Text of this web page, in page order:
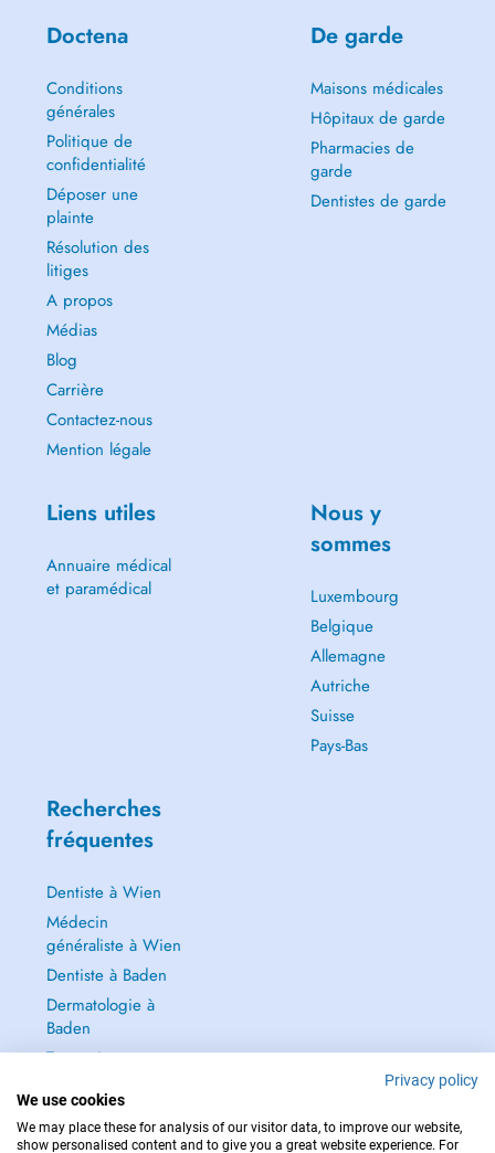
Doctena
Conditions
générales
Politique de
confidentialité
Déposer une
plainte
Résolution des
litiges
A propos
Médias
Blog
Carrière
Contactez-nous
Mention légale
De garde
Maisons médicales
Hôpitaux de garde
Pharmacies de
garde
Dentistes de garde
Liens utiles
Annuaire médical
et paramédical
Nous y
sommes
Luxembourg
Belgique
Allemagne
Autriche
Suisse
Pays-Bas
Recherches
fréquentes
Dentiste à Wien
Médecin
généraliste à Wien
Dentiste à Baden
Dermatologie à
Baden
Tout voir →
Privacy policy
We use cookies
We may place these for analysis of our visitor data, to improve our website,
show personalised content and to give you a great website experience. For